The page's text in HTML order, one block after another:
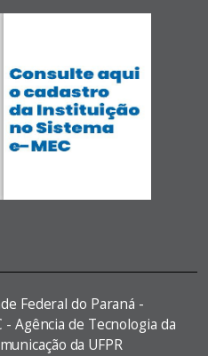
Federal do Paraná -
Agência de Tecnologia da
da UFPR